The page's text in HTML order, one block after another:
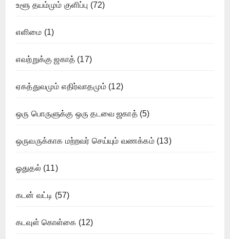
உளூ தயம்மும் குளிப்பு (72)
எளிமை (1)
எவற்றுக்கு ஜகாத் (17)
ஏகத்துவமும் எதிர்வாதமும் (12)
ஒரு பொருளுக்கு ஒரு தடவை ஜகாத்(5)
ஒருவருக்காக மற்றவர் செய்யும் வணக்கம்(13)
ஓதுதல் (11)
கடன் வட்டி (57)
கடவுள் கொள்கை (12)